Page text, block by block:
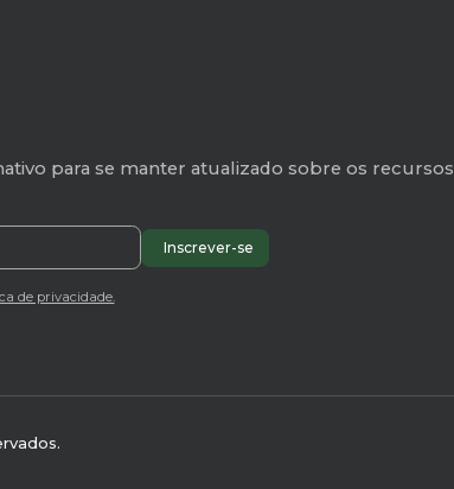
para se manter atualizado sobre os
de privacidade.